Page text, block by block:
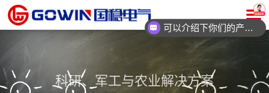
科研、军工与农业解决方案
可以介绍下你们的产品么？